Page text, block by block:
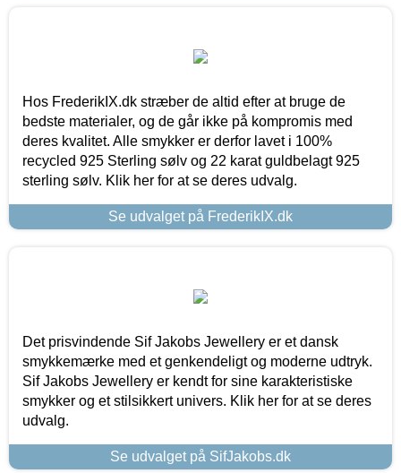
Hos FrederikIX.dk stræber de altid efter at bruge de
bedste materialer, og de går ikke på kompromis med
deres kvalitet. Alle smykker er derfor lavet i 100%
recycled 925 Sterling sølv og 22 karat guldbelagt 925
sterling sølv. Klik her for at se deres udvalg.
Se udvalget på FrederikIX.dk
Det prisvindende Sif Jakobs Jewellery er et dansk
smykkemærke med et genkendeligt og moderne udtryk.
Sif Jakobs Jewellery er kendt for sine karakteristiske
smykker og et stilsikkert univers. Klik her for at se deres
udvalg.
Se udvalget på SifJakobs.dk